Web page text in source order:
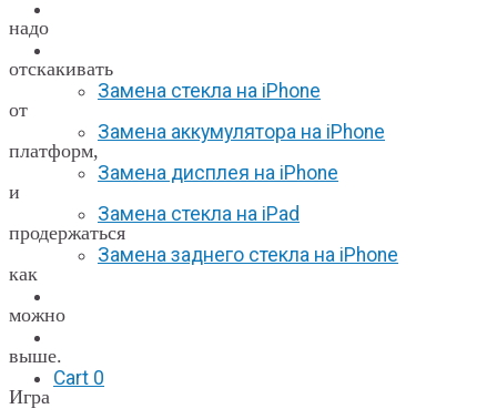
Замена стекла на iPhone
Замена аккумулятора на iPhone
Замена дисплея на iPhone
Замена стекла на iPad
Замена заднего стекла на iPhone
Cart 0
надо
отскакивать
от
платформ,
и
продержаться
как
можно
выше.
Игра